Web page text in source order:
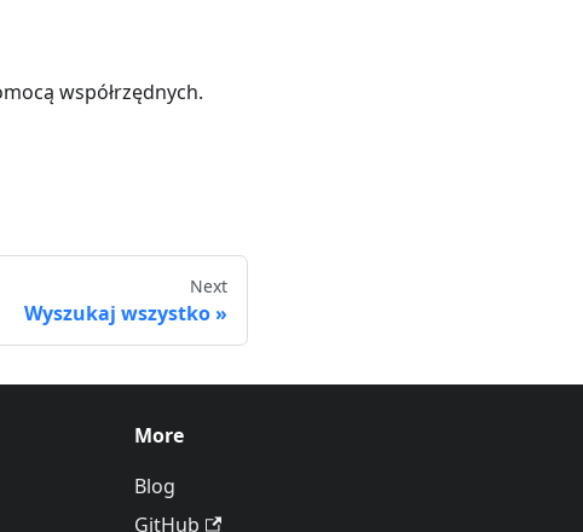
współrzędnych.
Next
Wyszukaj wszystko
More
Blog
GitHub